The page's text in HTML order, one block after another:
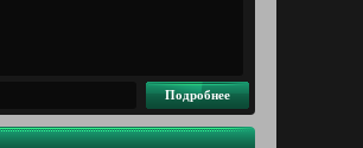
Подробнее